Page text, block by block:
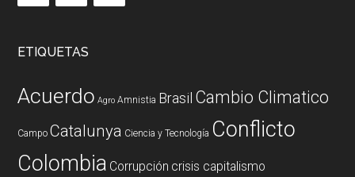
ETIQUETAS
Acuerdo Agro Amnistia Brasil Cambio Climatico
Campo Catalunya Ciencia y Tecnología Conflicto
Colombia Corrupción crisis capitalismo